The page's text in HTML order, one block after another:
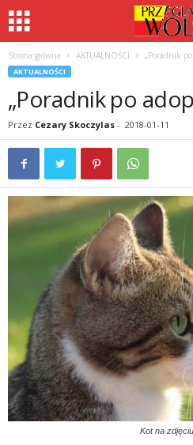
Strona główna AKTUALNOŚCI „Poradnik
AKTUALNOŚCI
„Poradnik po
Przez Cezary Skoczylas - 2018-01-11
Kot na